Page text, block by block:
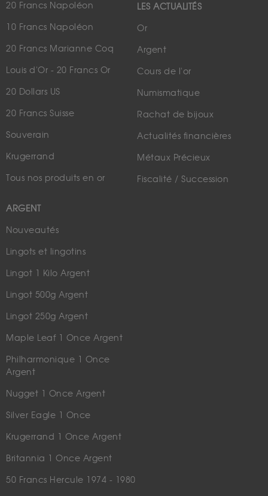
20 Francs Napoléon
10 Francs Napoléon
20 Francs Marianne Coq
Louis d'Or - 20 Francs Or
20 Dollars US
20 Francs Suisse
Souverain
Krugerrand
Tous nos produits en or
ARGENT
Nouveautés
Lingots et lingotins
Lingot 1 Kilo Argent
Lingot 500g Argent
Lingot 250g Argent
Maple Leaf 1 Once Argent
Philharmonique 1 Once
Argent
Nugget 1 Once Argent
Silver Eagle 1 Once
Krugerrand 1 Once Argent
Britannia 1 Once Argent
50 Francs Hercule 1974 - 1980
LES ACTUALITÉS
Or
Argent
Cours de l'or
Numismatique
Rachat de bijoux
Actualités financières
Métaux Précieux
Fiscalité / Succession